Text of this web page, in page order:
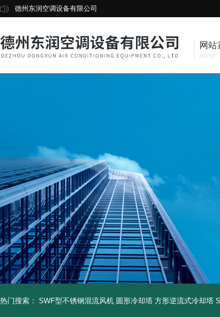
德州东润空调设备有限公司
网站
Home
热门搜索： SWF型不锈钢混流风机 圆形冷却塔 方形逆流式冷却塔